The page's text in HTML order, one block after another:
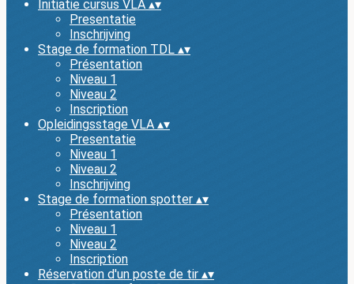
Initiatie cursus VLA ▴▾
Presentatie
Inschrijving
Stage de formation TDL ▴▾
Présentation
Niveau 1
Niveau 2
Inscription
Opleidingsstage VLA ▴▾
Presentatie
Niveau 1
Niveau 2
Inschrijving
Stage de formation spotter ▴▾
Présentation
Niveau 1
Niveau 2
Inscription
Réservation d'un poste de tir ▴▾